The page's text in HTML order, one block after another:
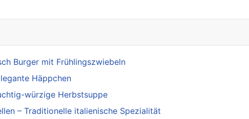
Burger mit Frühlingszwiebeln
Häppchen
würzige Herbstsuppe
– Traditionelle italienische Spezialität